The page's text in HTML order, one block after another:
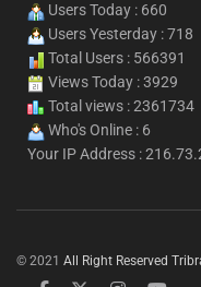
Users Today : 660
Users Yesterday : 718
Total Users : 566391
Views Today : 3929
Total views : 2361734
Who's Online : 6
Your IP Address :
© 2021 All Right Reserved